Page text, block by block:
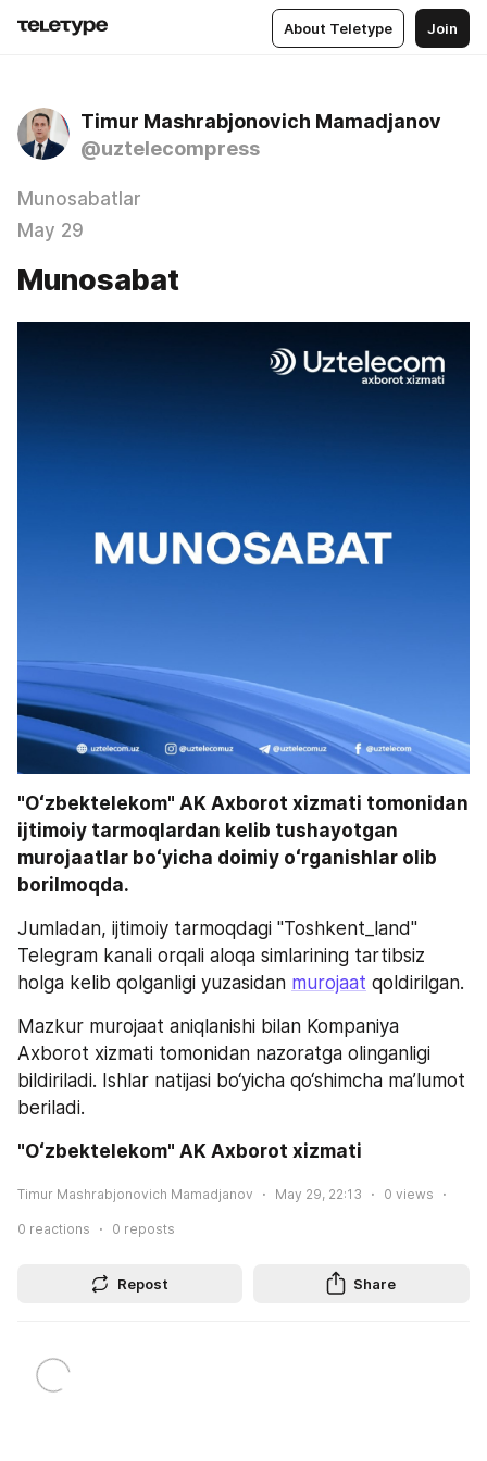
About Teletype Join
Timur Mashrabjonovich Mamadjanov
@uztelecompress
Munosabatlar
May 29
Munosabat
"Oʻzbektelekom" AK Axborot xizmati tomonidan
ijtimoiy tarmoqlardan kelib tushayotgan
murojaatlar boʻyicha doimiy oʻrganishlar olib
borilmoqda.
Jumladan, ijtimoiy tarmoqdagi "Toshkent_land"
Telegram kanali orqali aloqa simlarining tartibsiz
holga kelib qolganligi yuzasidan murojaat qoldirilgan.
Mazkur murojaat aniqlanishi bilan Kompaniya
Axborot xizmati tomonidan nazoratga olinganligi
bildiriladi. Ishlar natijasi bo‘yicha qo‘shimcha ma’lumot
beriladi.
"Oʻzbektelekom" AK Axborot xizmati
Timur Mashrabjonovich Mamadjanov May 29, 22:13 0 views
0 reactions 0 reposts
Repost Share